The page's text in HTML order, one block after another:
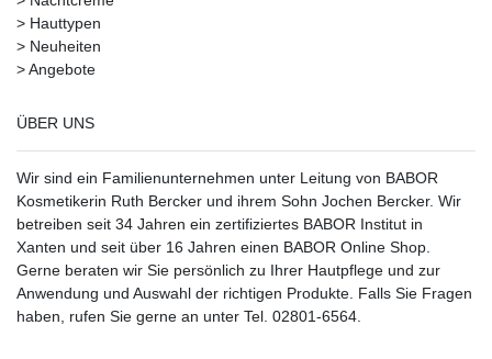
> Hauttypen
> Neuheiten
>Angebote
ÜBER UNS
Wir sind ein Familienunternehmen unter Leitung von BABOR
Kosmetikerin Ruth Bercker und ihrem Sohn Jochen Bercker. Wir
betreiben seit 34 Jahren ein zertifiziertes BABOR Institut in
Xanten und seit über 16 Jahren einen BABOR Online Shop.
Gerne beraten wir Sie persönlich zu Ihrer Hautpflege und zur
Anwendung und Auswahl der richtigen Produkte. Falls Sie Fragen
haben, rufen Sie gerne an unter Tel. 02801-6564.